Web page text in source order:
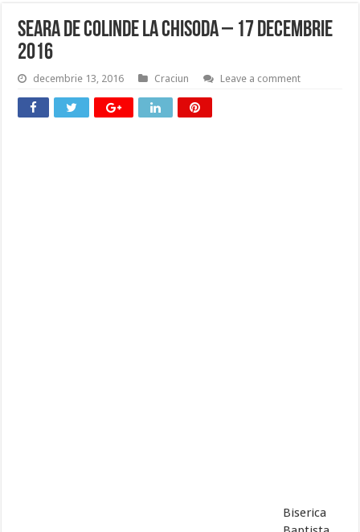
Seara De Colinde La Chisoda – 17 Decembrie
2016
decembrie 13, 2016 Craciun Leave a comment
Biserica